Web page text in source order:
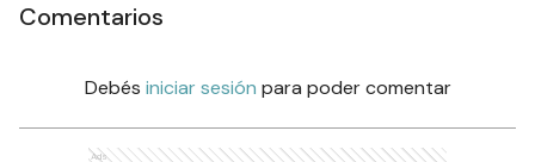
Comentarios
Debés iniciar sesión para poder comentar
Ads